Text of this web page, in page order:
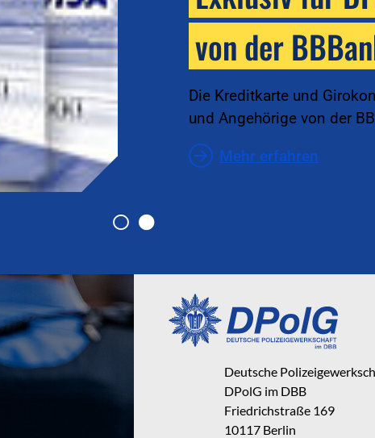
von der
Die Kreditkarte und
und Angehörige von der
Mehr erfahren
Deutsche
DPolG im DBB
Friedrichstraße 169
10117 Berlin